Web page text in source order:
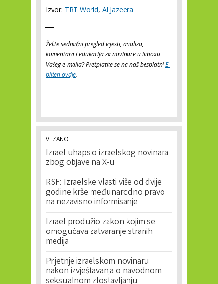
Izvor: TRT World, Al Jazeera
Želite sedmični pregled vijesti, analiza,
komentara i edukacija za novinare u inboxu
Vašeg e-maila? Pretplatite se na naš besplatniE-
bilten ovdje.
VEZANO
Izrael uhapsio izraelskog novinara
zbog objave na X-u
RSF: Izraelske vlasti više od dvije
godine krše međunarodno pravo
na nezavisno informisanje
Izrael produžio zakon kojim se
omogućava zatvaranje stranih
medija
Prijetnje izraelskom novinaru
nakon izvještavanja o navodnom
seksualnom zlostavljanju